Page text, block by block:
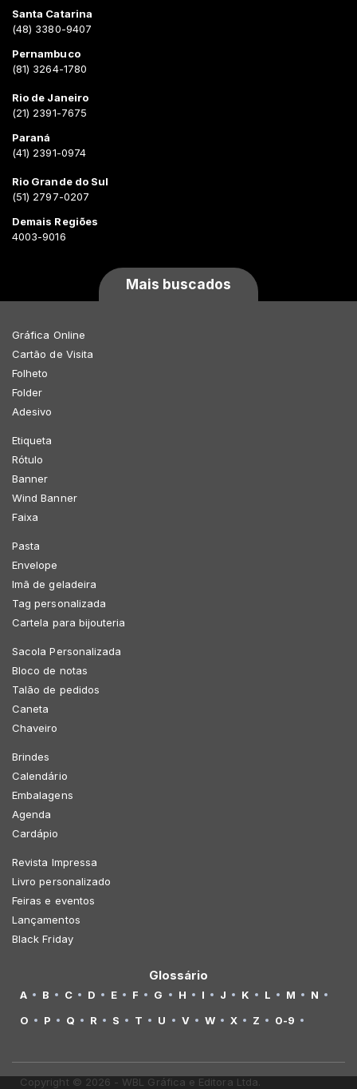
Santa Catarina
(48) 3380-9407
Pernambuco
(81) 3264-1780
Rio de Janeiro
(21) 2391-7675
Paraná
(41) 2391-0974
Rio Grande do Sul
(51) 2797-0207
Demais Regiões
4003-9016
Mais buscados
Gráfica Online
Cartão de Visita
Folheto
Folder
Adesivo
Etiqueta
Rótulo
Banner
Wind Banner
Faixa
Pasta
Envelope
Imã de geladeira
Tag personalizada
Cartela para bijouteria
Sacola Personalizada
Bloco de notas
Talão de pedidos
Caneta
Chaveiro
Brindes
Calendário
Embalagens
Agenda
Cardápio
Revista Impressa
Livro personalizado
Feiras e eventos
Lançamentos
Black Friday
Glossário
A B C D E F G H I J K L M
N
O
P Q R S T U V W X Z 0-9
Copyright © 2026 - WBL Gráfica e Editora Ltda.